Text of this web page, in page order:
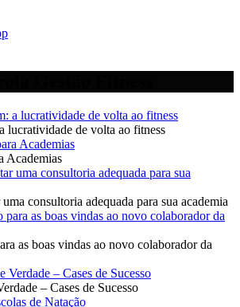
lucratividade de volta ao fitness
Academias
consultoria adequada para sua academia
as boas vindas ao novo colaborador da
– Cases de Sucesso